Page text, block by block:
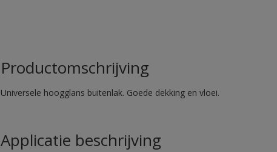
Productomschrijving
Universele hoogglans buitenlak. Goede dekking en vloei.
Applicatie beschrijving